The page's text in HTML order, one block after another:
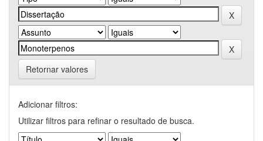
Retornar valores
Adicionar filtros:
Utilizar filtros para refinar o resultado de busca.